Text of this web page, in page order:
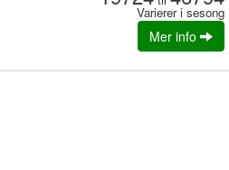
Varierer i sesong
Mer info